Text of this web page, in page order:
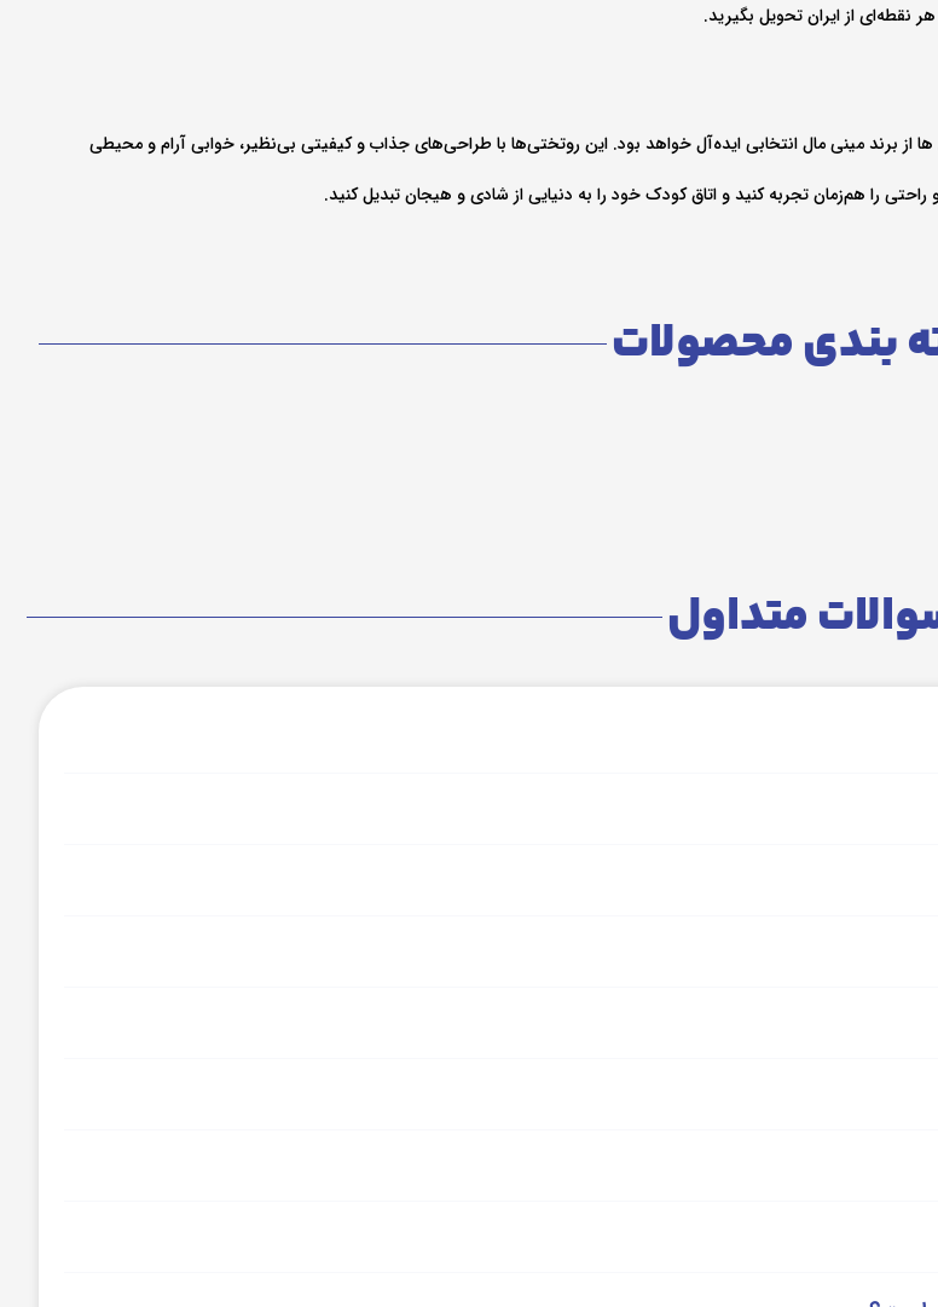
نقطه‌ای از ایران تحویل بگیرید.
از برند مینی‌ مال انتخابی ایده‌آل خواهد بود. این روتختی‌ها با طراحی‌های جذاب و کیفیتی بی‌نظیر، خوابی آرام و محیطی
را هم‌زمان تجربه کنید و اتاق کودک خود را به دنیایی از شادی و هیجان تبدیل کنید.
بندی محصولات
متداول